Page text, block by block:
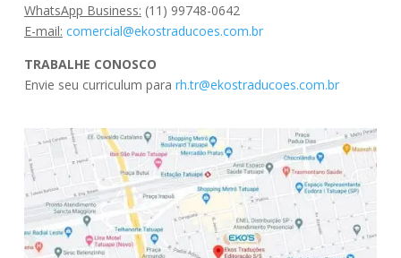
WhatsApp Business: (11) 99748-0642
E-mail: comercial@ekostraducoes.com.br
TRABALHE CONOSCO
Envie seu curriculum para rh.tr@ekostraducoes.com.br